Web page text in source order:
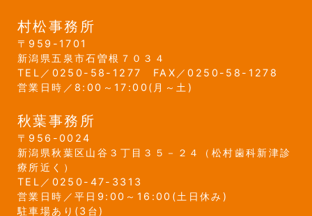
村松事務所
959-1701
新潟県五泉市石曽根７０３４
0250-58-1277
0250-58-1278
営業日時／8:00～17:00(月～土)
秋葉事務所
956-0024
新潟県秋葉区山谷３丁目３５－２４
（松村歯科新津診
療所近く）
0250-47-3313
営業日時／平日9:00～16:00(土日休み)
駐車場あり(3台)